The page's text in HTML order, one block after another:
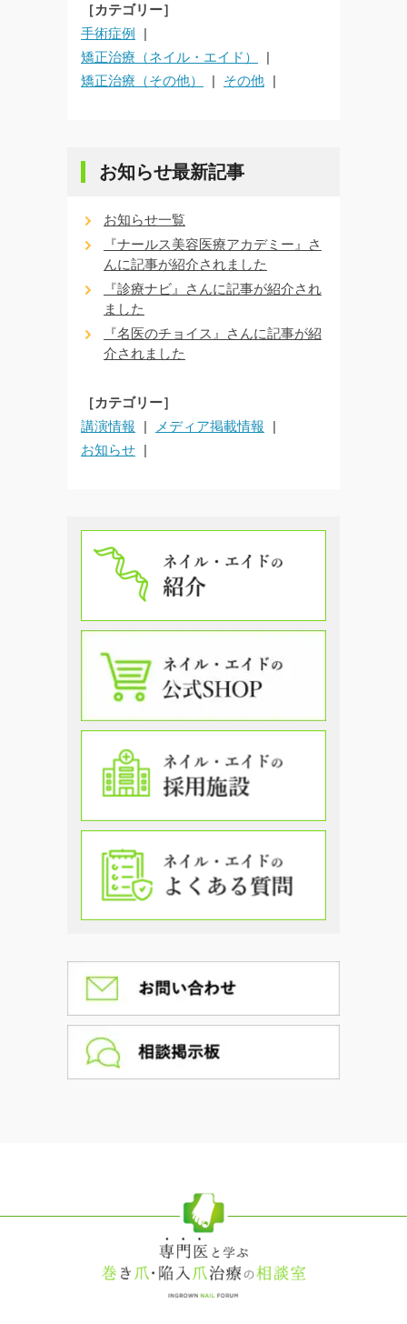
［カテゴリー］
手術症例
矯正治療（ネイル・エイド）
矯正治療（その他）
その他
お知らせ最新記事
お知らせ一覧
『ナールス美容医療アカデミー』さ
んに記事が紹介されました
『診療ナビ』さんに記事が紹介され
ました
『名医のチョイス』さんに記事が紹
介されました
［カテゴリー］
講演情報
メディア掲載情報
お知らせ